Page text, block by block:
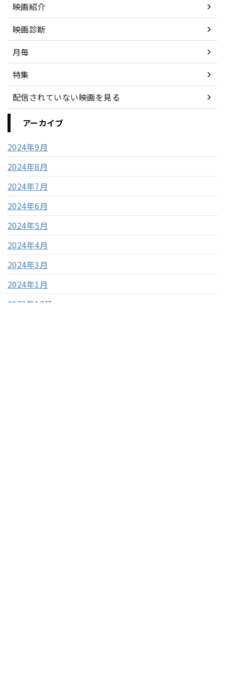
映画紹介
映画診断
月毎
特集
配信されていない映画を見る
アーカイブ
2024年9月
2024年8月
2024年7月
2024年6月
2024年5月
2024年4月
2024年3月
2024年1月
2023年12月